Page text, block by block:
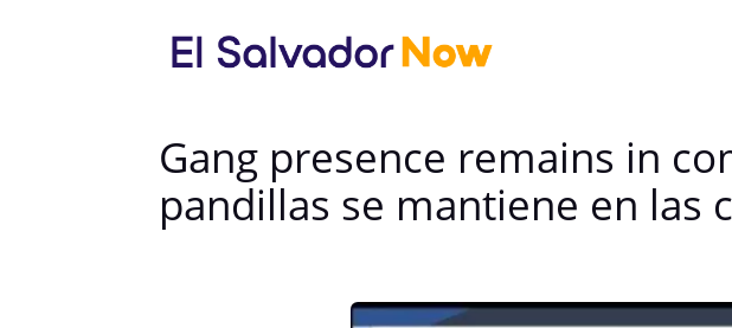
Gang presence remains in
pandillas se mantiene en las